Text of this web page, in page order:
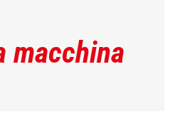
macchina